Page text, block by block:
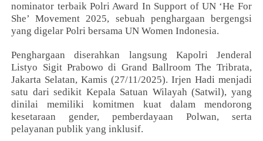
nominator terbaik Polri Award In Support of UN ‘He For
She’ Movement 2025, sebuah penghargaan bergengsi
yang digelar Polri bersama UN Women Indonesia.
Penghargaan diserahkan langsung Kapolri Jenderal
Listyo Sigit Prabowo di Grand Ballroom The Tribrata,
Jakarta Selatan, Kamis (27/11/2025). Irjen Hadi menjadi
satu dari sedikit Kepala Satuan Wilayah (Satwil), yang
dinilai memiliki komitmen kuat dalam mendorong
kesetaraan gender, pemberdayaan Polwan, serta
pelayanan publik yang inklusif.